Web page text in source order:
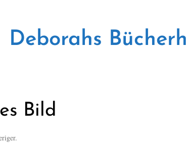
Deborahs
Bild